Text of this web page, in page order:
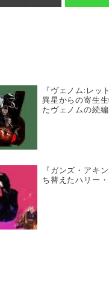
『ヴェノム:レッ
異星からの寄生
たヴェノムの続編
『ガンズ・アキ
ち替えたハリー